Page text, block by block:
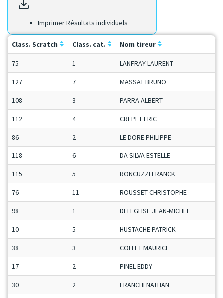
Imprimer Résultats individuels
Class. Scratch Class. cat. Nom tireur
75 1 LANFRAY LAURENT
127 7 MASSAT BRUNO
108 3 PARRA ALBERT
112 4 CREPET ERIC
86 2 LE DORE PHILIPPE
118 6 DA SILVA ESTELLE
115 5 RONCUZZI FRANCK
76 11 ROUSSET CHRISTOPHE
98 1 DELEGLISE JEAN-MICHEL
10 5 HUSTACHE PATRICK
38 3 COLLET MAURICE
17 2 PINEL EDDY
30 2 FRANCHI NATHAN